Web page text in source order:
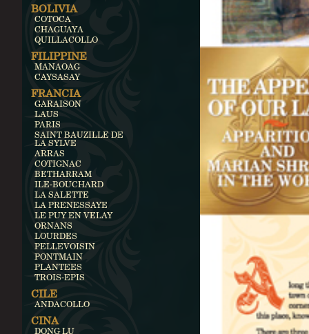
BOLIVIA
COTOCA
CHAGUAYA
QUILLACOLLO
FILIPPINE
MANAOAG
CAYSASAY
FRANCIA
GARAISON
LAUS
PARIS
SAINT BAUZILLE DE
LA SYLVE
ARRAS
COTIGNAC
BETHARRAM
ILE-BOUCHARD
LA SALETTE
LA PRENESSAYE
LE PUY EN VELAY
ORNANS
LOURDES
PELLEVOISIN
PONTMAIN
PLANTEES
TROIS-EPIS
CILE
ANDACOLLO
CINA
DONG LU